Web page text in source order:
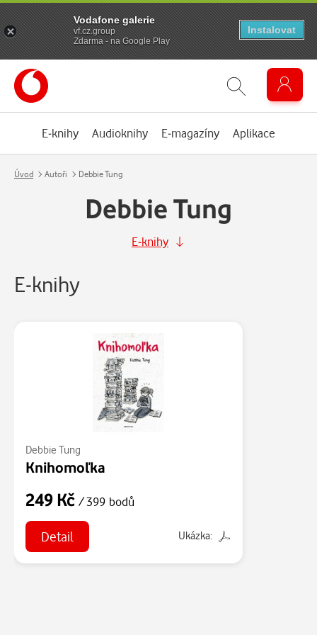
E-knihy Audioknihy E-magazíny Aplikace
Úvod Autoři Debbie Tung
Debbie Tung
E-knihy
E-knihy
Debbie Tung
Knihomoľka
249 Kč / 399 bodů
Detail Ukázka:
Vodafone galerie
vf.cz.group
Zdarma - na Google Play
Instalovat